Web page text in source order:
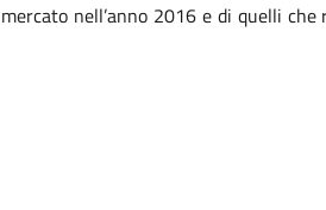
nell’anno 2016 e di quelli